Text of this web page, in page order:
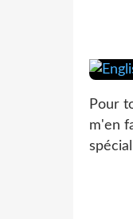
Pour
m'en